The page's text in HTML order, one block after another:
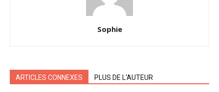
Sophie
ARTICLES CONNEXES PLUS DE L'AUTEUR